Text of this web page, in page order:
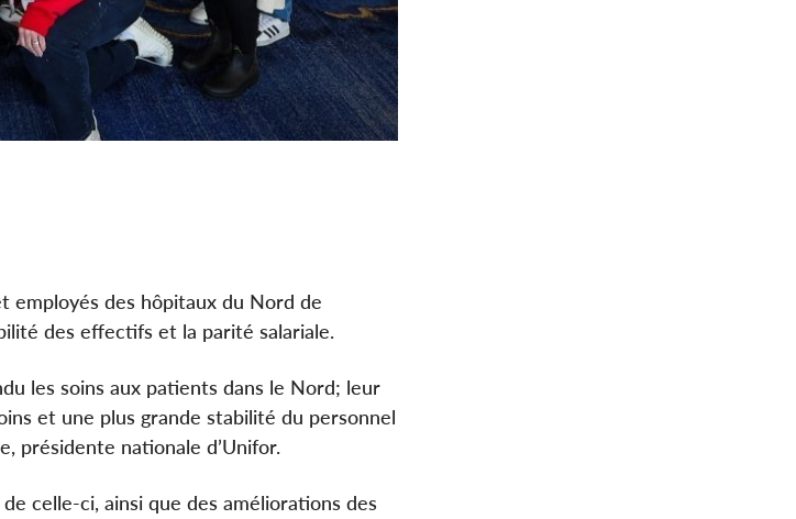
employés des hôpitaux du Nord de
des effectifs et la parité salariale.
les soins aux patients dans le Nord; leur
et une plus grande stabilité du personnel
présidente nationale d’Unifor.
celle-ci, ainsi que des améliorations des